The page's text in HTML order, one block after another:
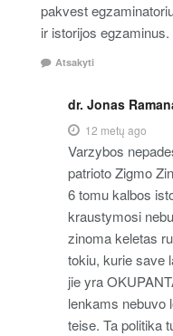
pakvest
ir istorijos egzaminus.
Atsakyti
dr. Jonas
12 metų ago
Varzybos
patrioto Zigmo
6 tomu kalbos
kraustymosi
zinoma keletas
tokiu, kurie save
jie yra
lenkams nebuvo
teise. Ta politika